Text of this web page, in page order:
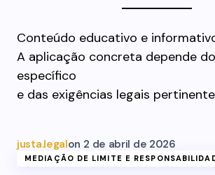
Conteúdo educativo e
A aplicação concreta depende
específico
e das exigências legais
justa.legalon 2 de abril de 2026
MEDIAÇÃO DE LIMITE E